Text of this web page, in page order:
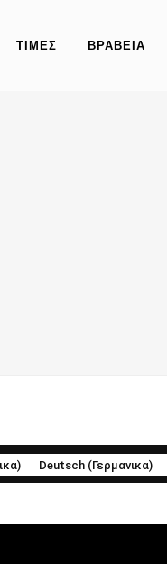
ΤΙΜΕΣ ΒΡΑΒΕΙΑ
) Deutsch (Γερμανικα)